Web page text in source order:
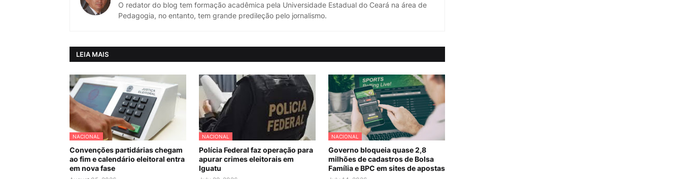
O redator do blog tem formação acadêmica pela Universidade Estadual do Ceará na área de
Pedagogia, no entanto, tem grande predileção pelo jornalismo.
LEIA MAIS
NACIONAL
Convenções partidárias chegam
ao fim e calendário eleitoral entra
em nova fase
NACIONAL
Polícia Federal faz operação para
apurar crimes eleitorais em
Iguatu
NACIONAL
Governo bloqueia quase 2,8
milhões de cadastros de Bolsa
Família e BPC em sites de apostas